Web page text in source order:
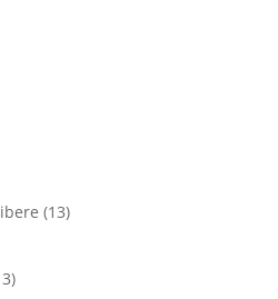
(13)